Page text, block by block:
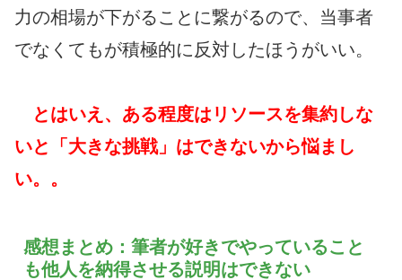
力の相場が下がることに繋がるので、当事者
でなくてもが積極的に反対したほうがいい。
とはいえ、ある程度はリソースを集約しな
いと「大きな挑戦」はできないから悩まし
い。。
感想まとめ：筆者が好きでやっていること
も他人を納得させる説明はできない